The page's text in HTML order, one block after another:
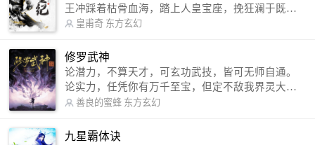
王冲踩着枯骨血海，踏上人皇宝座，挽狂澜于既
倒，扶大厦之将倾，成就了一段无上的传说！ 微信
微博：皇甫奇（地址：http://weibo.com/u/25284575
87） QQ交流群：320238210【普通群】 574501330
【VIP订阅群】 欢迎大家关注。
皇甫奇 东方玄幻
修罗武神
论潜力，不算天才，可玄功武技，皆可无师自通。
论实力，任凭你有万千至宝，但定不敌我界灵大
军。 我是谁？天下众生视我为修罗，却不知，我以
信公众号：善良的蜜蜂后援会）
善良的蜜蜂 东方玄幻
九星霸体诀